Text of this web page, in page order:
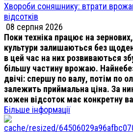
Хвороби соняшнику: втрати
відсотків
08 серпня 2026
Поки техніка працює на зернових,
культури залишаються без
в цей час на них розвиваються
більшу частину врожаю.
двічі: спершу по валу, потім по
залежить приймальна ціна. За
кожен відсоток має конкретну
Більше інформації